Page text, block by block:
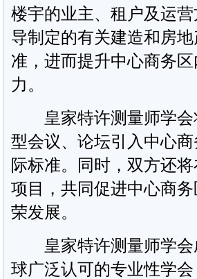
楼宇的业主、租户及运
导制定的有关建造和房
准，进而提升中心商务
力。
皇家特许测量师学会
型会议、论坛引入中心
际标准。同时，双方还
项目，共同促进中心商
荣发展。
皇家特许测量师学会
球广泛认可的专业性学